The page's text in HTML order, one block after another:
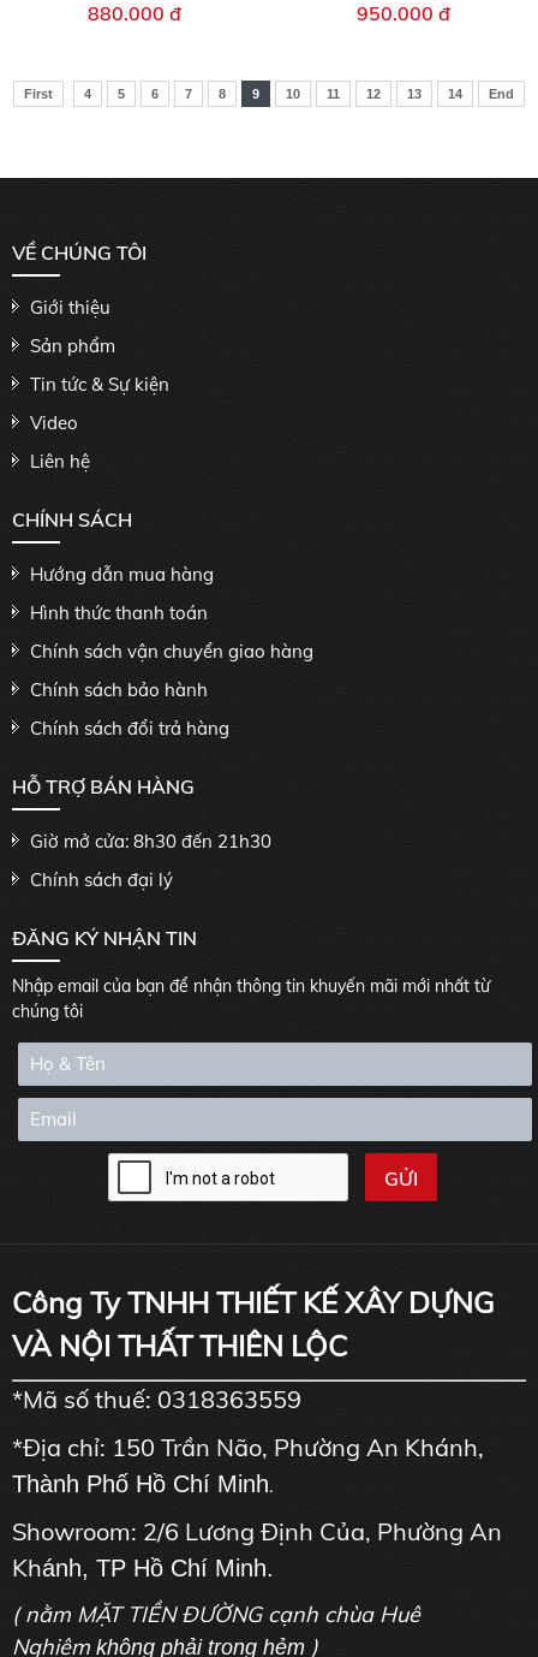
880.000 đ 950.000 đ
First 4 5 6 7 8 9 10 11 12 13 14 End
VỀ CHÚNG TÔI
Giới thiệu
Sản phẩm
Tin tức & Sự kiện
Video
Liên hệ
CHÍNH SÁCH
Hướng dẫn mua hàng
Hình thức thanh toán
Chính sách vận chuyển giao hàng
Chính sách bảo hành
Chính sách đổi trả hàng
HỖ TRỢ BÁN HÀNG
Giờ mở cửa: 8h30 đến 21h30
Chính sách đại lý
ĐĂNG KÝ NHẬN TIN
Nhập email của bạn để nhận thông tin khuyến mãi mới nhất từ
chúng tôi
Công Ty TNHH THIẾT KẾ XÂY DỰNG
VÀ NỘI THẤT THIÊN LỘC
*Mã số thuế: 0318363559
*Địa chỉ: 150 Trần Não, Phường An Khánh,
Thành Phố Hồ Chí Minh.
Showroom: 2/6 Lương Định Của, Phường An
Khánh, TP Hồ Chí Minh.
( nằm MẶT TIỀN ĐƯỜNG cạnh chùa Huê
Nghiêm không phải trong hẻm )